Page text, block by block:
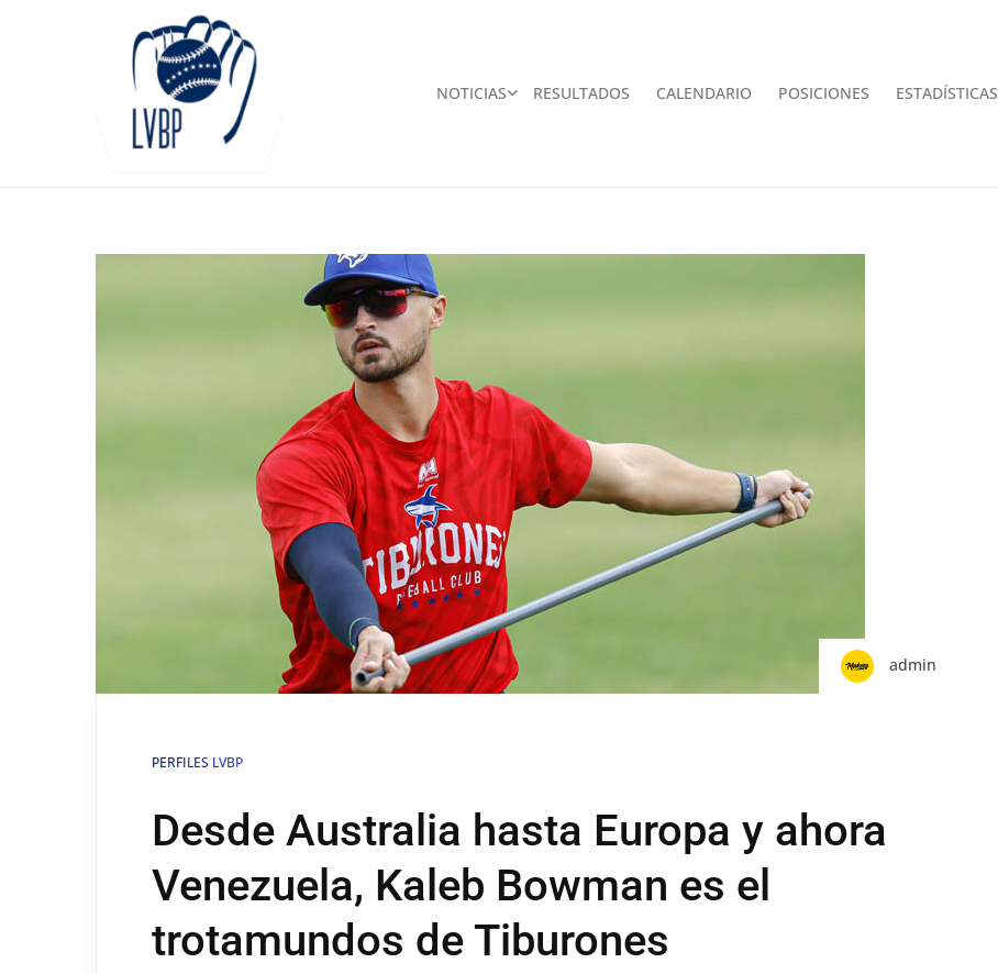
NOTICIAS RESULTADOS CALENDARIO POSICIONES ESTADÍSTICAS
admin
PERFILES LVBP
Desde Australia hasta Europa y ahora
Venezuela, Kaleb Bowman es el
trotamundos de Tiburones